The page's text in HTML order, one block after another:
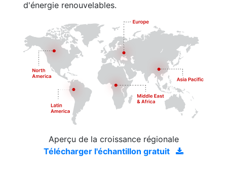
d'énergie renouvelables.
Aperçu de la croissance régionale
Télécharger l'échantillon gratuit